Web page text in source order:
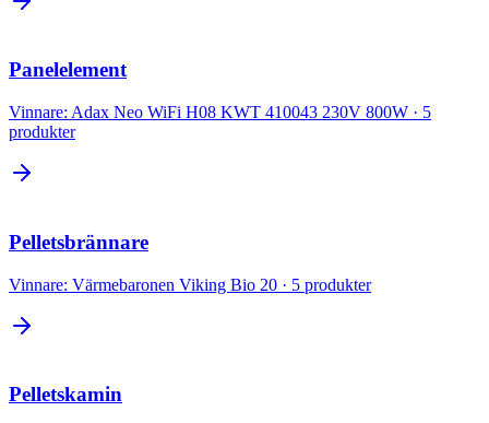
Panelelement
Vinnare: Adax Neo WiFi H08 KWT 410043 230V 800W · 5
produkter
Pelletsbrännare
Vinnare: Värmebaronen Viking Bio 20 · 5 produkter
Pelletskamin